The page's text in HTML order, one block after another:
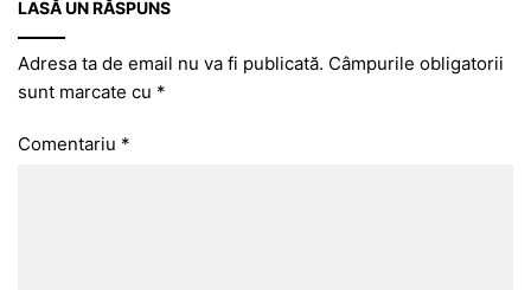
LASĂ UN RĂSPUNS
Adresa ta de email nu va fi publicată. Câmpurile obligatorii
sunt marcate cu *
Comentariu *